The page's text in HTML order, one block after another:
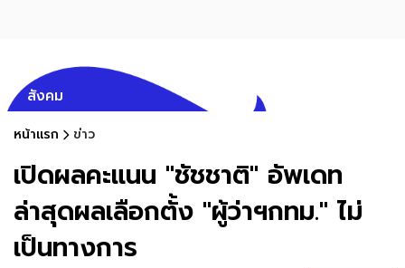
สังคม
หน้าแรก ข่าว
เปิดผลคะแนน "ชัชชาติ" อัพเดท
ล่าสุดผลเลือกตั้ง "ผู้ว่าฯกทม." ไม่
เป็นทางการ